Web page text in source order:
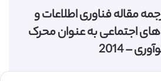
مقاله فناوری اطلاعات و
های اجتماعی به عنوان محرک
– 2014